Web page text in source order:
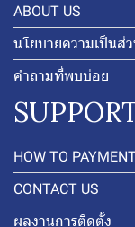
ABOUT US
นโยบายความเป็นส่
คำถามที่พบบ่อย
HOW TO
CONTACT US
ผลงานการติดตั้ง